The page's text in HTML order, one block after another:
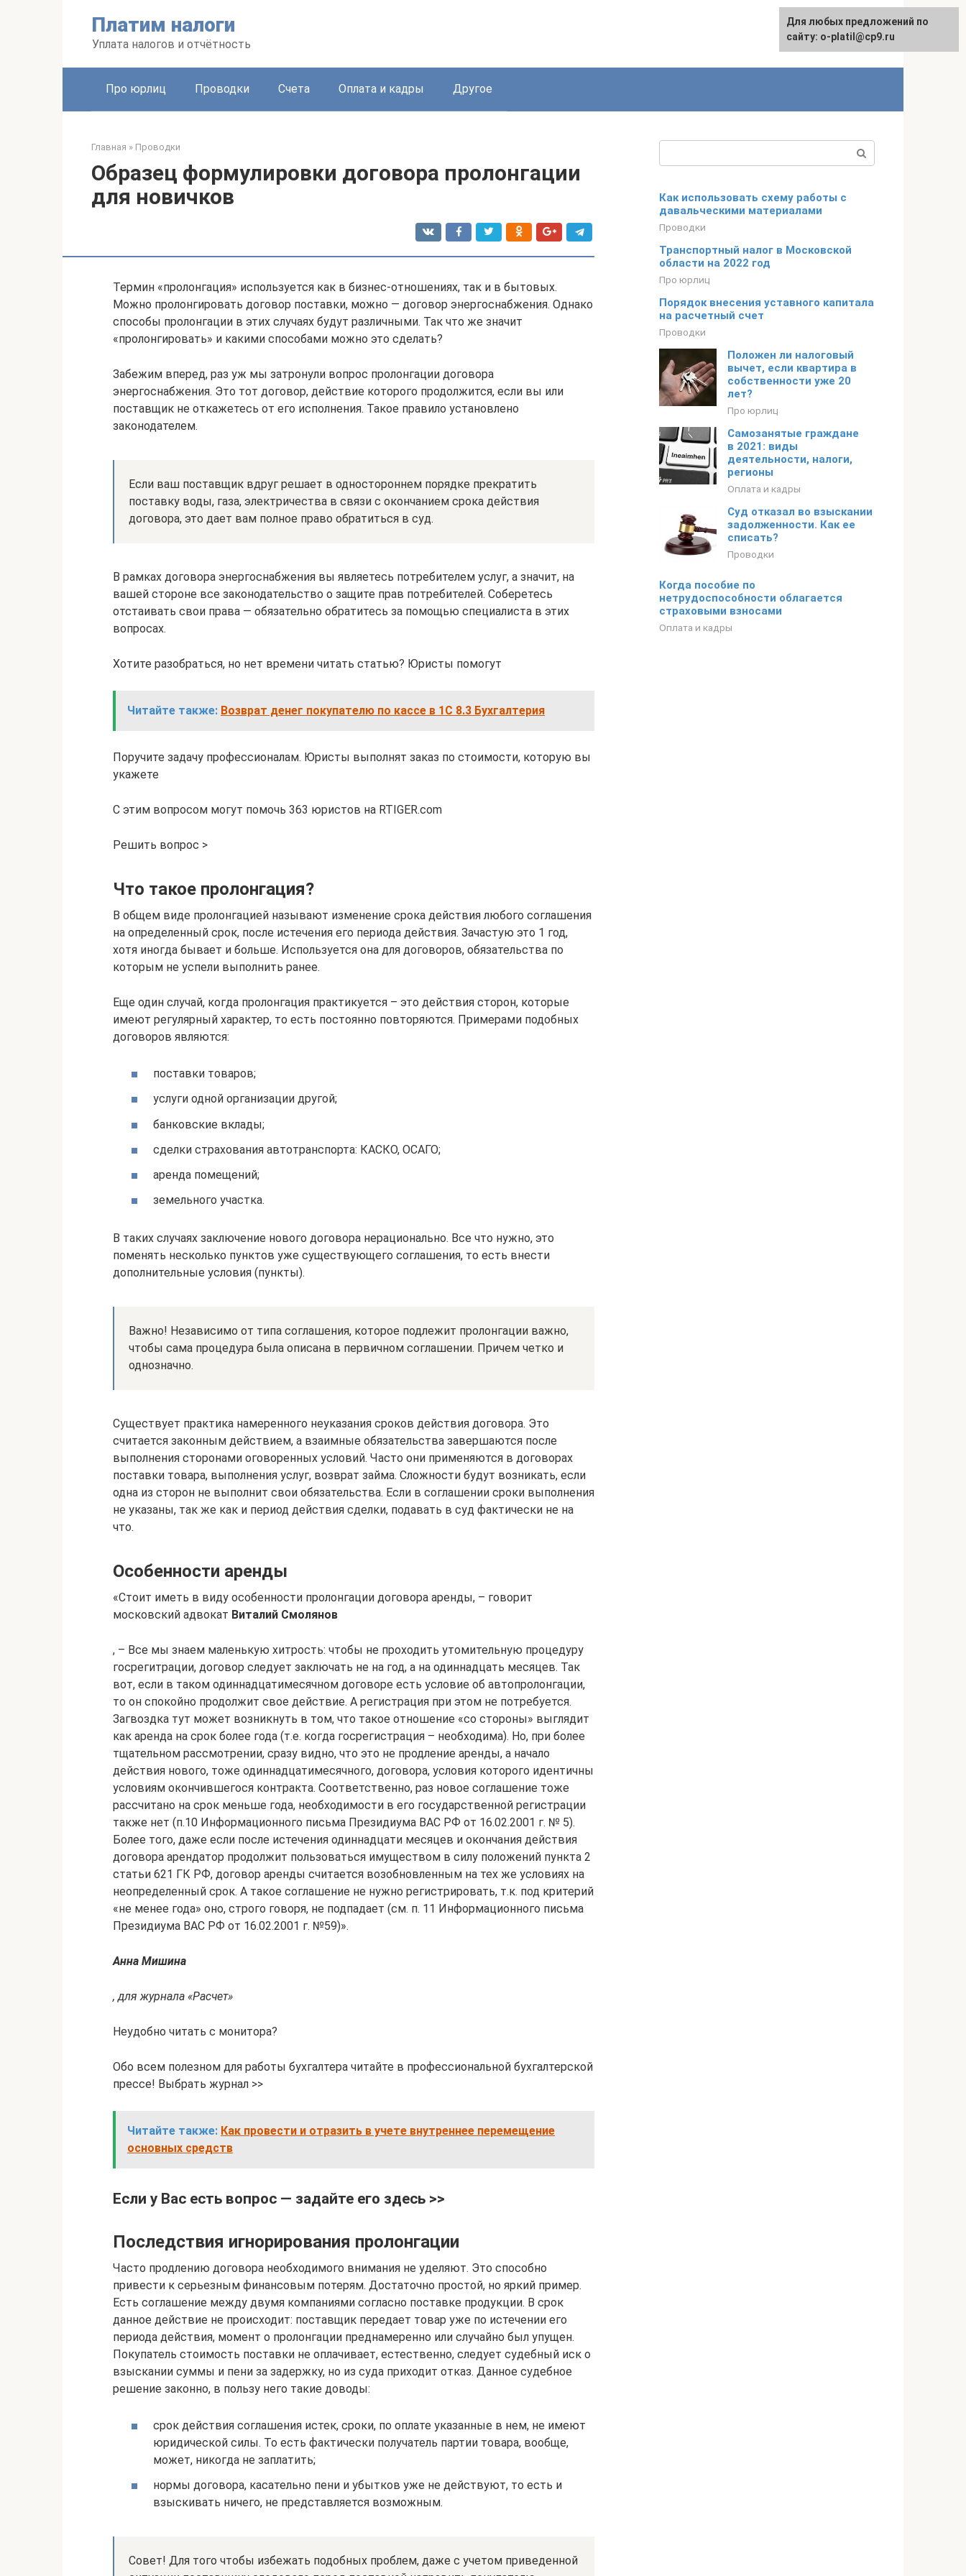
Платим налоги
Уплата налогов и отчётность
Про юрлиц Проводки Счета Оплата и кадры Другое
Главная » Проводки
Образец формулировки договора пролонгации
для новичков
Термин «пролонгация» используется как в бизнес-отношениях, так и в бытовых.
Можно пролонгировать договор поставки, можно — договор энергоснабжения. Однако
способы пролонгации в этих случаях будут различными. Так что же значит
«пролонгировать» и какими способами можно это сделать?
Забежим вперед, раз уж мы затронули вопрос пролонгации договора
энергоснабжения. Это тот договор, действие которого продолжится, если вы или
поставщик не откажетесь от его исполнения. Такое правило установлено
законодателем.
Если ваш поставщик вдруг решает в одностороннем порядке прекратить
поставку воды, газа, электричества в связи с окончанием срока действия
договора, это дает вам полное право обратиться в суд.
В рамках договора энергоснабжения вы являетесь потребителем услуг, а значит, на
вашей стороне все законодательство о защите прав потребителей. Соберетесь
отстаивать свои права — обязательно обратитесь за помощью специалиста в этих
вопросах.
Хотите разобраться, но нет времени читать статью? Юристы помогут
Читайте также: Возврат денег покупателю по кассе в 1С 8.3 Бухгалтерия
Поручите задачу профессионалам. Юристы выполнят заказ по стоимости, которую вы
укажете
С этим вопросом могут помочь 363 юристов на RTIGER.com
Решить вопрос >
Что такое пролонгация?
В общем виде пролонгацией называют изменение срока действия любого соглашения
на определенный срок, после истечения его периода действия. Зачастую это 1 год,
хотя иногда бывает и больше. Используется она для договоров, обязательства по
которым не успели выполнить ранее.
Еще один случай, когда пролонгация практикуется – это действия сторон, которые
имеют регулярный характер, то есть постоянно повторяются. Примерами подобных
договоров являются:
поставки товаров;
услуги одной организации другой;
банковские вклады;
сделки страхования автотранспорта: КАСКО, ОСАГО;
аренда помещений;
земельного участка.
В таких случаях заключение нового договора нерационально. Все что нужно, это
поменять несколько пунктов уже существующего соглашения, то есть внести
дополнительные условия (пункты).
Важно! Независимо от типа соглашения, которое подлежит пролонгации важно,
чтобы сама процедура была описана в первичном соглашении. Причем четко и
однозначно.
Существует практика намеренного неуказания сроков действия договора. Это
считается законным действием, а взаимные обязательства завершаются после
выполнения сторонами оговоренных условий. Часто они применяются в договорах
поставки товара, выполнения услуг, возврат займа. Сложности будут возникать, если
одна из сторон не выполнит свои обязательства. Если в соглашении сроки выполнения
не указаны, так же как и период действия сделки, подавать в суд фактически не на
что.
Особенности аренды
«Стоит иметь в виду особенности пролонгации договора аренды, – говорит
московский адвокат Виталий Смолянов
, – Все мы знаем маленькую хитрость: чтобы не проходить утомительную процедуру
госрегитрации, договор следует заключать не на год, а на одиннадцать месяцев. Так
вот, если в таком одиннадцатимесячном договоре есть условие об автопролонгации,
то он спокойно продолжит свое действие. А регистрация при этом не потребуется.
Загвоздка тут может возникнуть в том, что такое отношение «со стороны» выглядит
как аренда на срок более года (т.е. когда госрегистрация – необходима). Но, при более
тщательном рассмотрении, сразу видно, что это не продление аренды, а начало
действия нового, тоже одиннадцатимесячного, договора, условия которого идентичны
условиям окончившегося контракта. Соответственно, раз новое соглашение тоже
рассчитано на срок меньше года, необходимости в его государственной регистрации
также нет (п.10 Информационного письма Президиума ВАС РФ от 16.02.2001 г. № 5).
Более того, даже если после истечения одиннадцати месяцев и окончания действия
договора арендатор продолжит пользоваться имуществом в силу положений пункта 2
статьи 621 ГК РФ, договор аренды считается возобновленным на тех же условиях на
неопределенный срок. А такое соглашение не нужно регистрировать, т.к. под критерий
«не менее года» оно, строго говоря, не подпадает (см. п. 11 Информационного письма
Президиума ВАС РФ от 16.02.2001 г. №59)».
Анна Мишина
, для журнала «Расчет»
Неудобно читать с монитора?
Обо всем полезном для работы бухгалтера читайте в профессиональной бухгалтерской
прессе! Выбрать журнал >>
Читайте также: Как провести и отразить в учете внутреннее перемещение
основных средств
Если у Вас есть вопрос — задайте его здесь >>
Последствия игнорирования пролонгации
Часто продлению договора необходимого внимания не уделяют. Это способно
привести к серьезным финансовым потерям. Достаточно простой, но яркий пример.
Есть соглашение между двумя компаниями согласно поставке продукции. В срок
данное действие не происходит: поставщик передает товар уже по истечении его
периода действия, момент о пролонгации преднамеренно или случайно был упущен.
Покупатель стоимость поставки не оплачивает, естественно, следует судебный иск о
взыскании суммы и пени за задержку, но из суда приходит отказ. Данное судебное
решение законно, в пользу него такие доводы:
срок действия соглашения истек, сроки, по оплате указанные в нем, не имеют
юридической силы. То есть фактически получатель партии товара, вообще,
может, никогда не заплатить;
нормы договора, касательно пени и убытков уже не действуют, то есть и
взыскивать ничего, не представляется возможным.
Совет! Для того чтобы избежать подобных проблем, даже с учетом приведенной
Как использовать схему работы с
давальческими материалами
Проводки
Транспортный налог в Московской
области на 2022 год
Про юрлиц
Порядок внесения уставного капитала
на расчетный счет
Проводки
Положен ли налоговый
вычет, если квартира в
собственности уже 20
лет?
Про юрлиц
Самозанятые граждане
в 2021: виды
деятельности, налоги,
регионы
Оплата и кадры
Суд отказал во взыскании
задолженности. Как ее
списать?
Проводки
Когда пособие по
нетрудоспособности облагается
страховыми взносами
Оплата и кадры
Для любых предложений по
сайту: o-platil@cp9.ru